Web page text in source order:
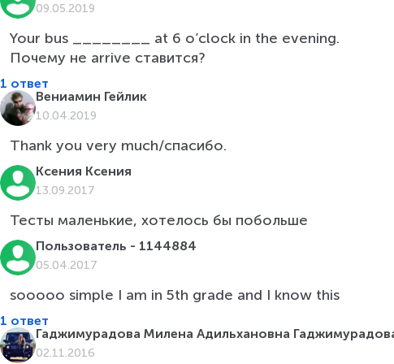
09.05.2019
Your bus ________ at 6 o’clock in the evening.
Почему не arrive ставится?
1 ответ
Вениамин Гейлик
10.04.2019
Thank you very much/спасибо.
Ксения Ксения
13.09.2017
Тесты маленькие, хотелось бы побольше
Пользователь - 1144884
05.04.2017
sooooo simple I am in 5th grade and I know this
1 ответ
Гаджимурадова Милена Адильхановна
02.11.2016